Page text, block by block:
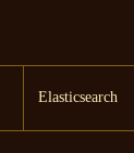
Elasticsearch